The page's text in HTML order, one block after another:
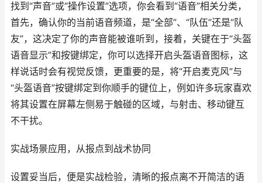
找到“声音”或“操作设置”选项，你会看到“语音”相关分类，
首先，确认你的当前语音频道，是“全部”、“队伍”还是“队
友”，这决定了你的声音能被谁听到，接着，关键在于“头盔
语音显示”和按键绑定，你可以选择开启头盔语音图标，这
样说话时会有视觉反馈，更重要的是，将“开启麦克风”与
“头盔语音”按键绑定到你顺手的键位上，例如许多玩家喜欢
将其设置在屏幕左侧易于触碰的区域，与射击、移动键互
不干扰。
实战场景应用，从报点到战术协同
设置妥当后，便是实战检验，清晰的报点离不开简洁的语